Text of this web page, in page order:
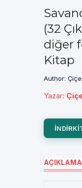
(32
diğer
Kitap
Author:
Yazar:
AÇIKLAMA